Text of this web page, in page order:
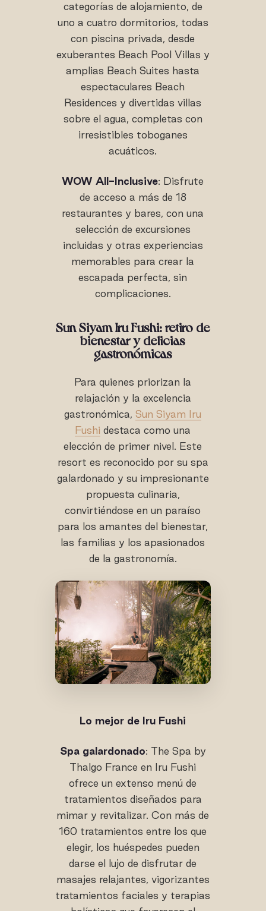
categorías de alojamiento, de
uno a cuatro dormitorios, todas
con piscina privada, desde
exuberantes Beach Pool Villas y
amplias Beach Suites hasta
espectaculares Beach
Residences y divertidas villas
sobre el agua, completas con
irresistibles toboganes
acuáticos.
WOW All-Inclusive: Disfrute
de acceso a más de 18
restaurantes y bares, con una
selección de excursiones
incluidas y otras experiencias
memorables para crear la
escapada perfecta, sin
complicaciones.
Sun Siyam Iru Fushi: retiro de
bienestar y delicias
gastronómicas
Para quienes priorizan la
relajación y la excelencia
gastronómica,Sun Siyam Iru
Fushi destaca como una
elección de primer nivel. Este
resort es reconocido por su spa
galardonado y su impresionante
propuesta culinaria,
convirtiéndose en un paraíso
para los amantes del bienestar,
las familias y los apasionados
de la gastronomía.
Lo mejor de Iru Fushi
Spa galardonado: The Spa by
Thalgo France en Iru Fushi
ofrece un extenso menú de
tratamientos diseñados para
mimar y revitalizar. Con más de
160 tratamientos entre los que
elegir, los huéspedes pueden
darse el lujo de disfrutar de
masajes relajantes, vigorizantes
tratamientos faciales y terapias